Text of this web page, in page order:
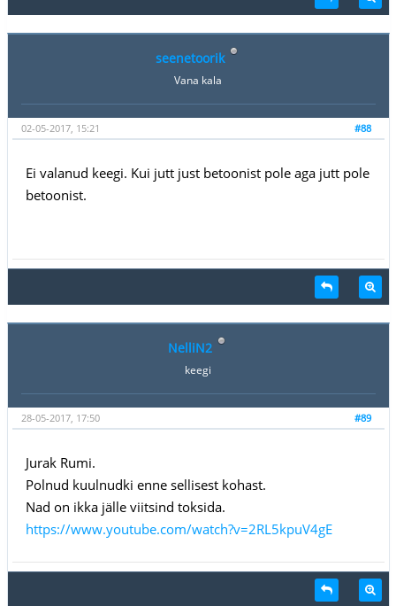
seenetoorik
Vana kala
#88
02-05-2017, 15:21
Ei valanud keegi. Kui jutt just betoonist pole aga jutt pole
betoonist.
NelliN2
keegi
#89
28-05-2017, 17:50
Jurak Rumi.
Polnud kuulnudki enne sellisest kohast.
Nad on ikka jälle viitsind toksida.
https://www.youtube.com/watch?v=2RL5kpuV4gE